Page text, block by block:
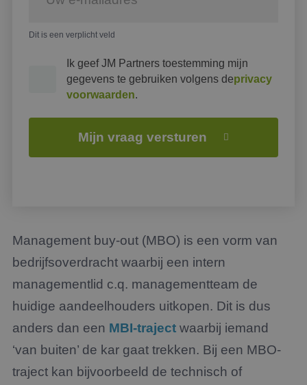
Dit is een verplicht veld
Ik geef JM Partners toestemming mijn
gegevens te gebruiken volgens deprivacy
voorwaarden.
Mijn vraag versturen
Management buy-out (MBO) is een vorm van
bedrijfsoverdracht waarbij een intern
managementlid c.q. managementteam de
huidige aandeelhouders uitkopen. Dit is dus
anders dan een MBI-traject waarbij iemand
‘van buiten’ de kar gaat trekken. Bij een MBO-
traject kan bijvoorbeeld de technisch of